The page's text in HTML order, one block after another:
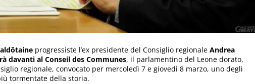
progressiste l’ex presidente del Consiglio regionale Andrea
davanti al Conseil des Communes, il parlamentino del Leone dorato,
regionale, convocato per mercoledì 7 e giovedì 8 marzo, uno degli
tormentate della storia.